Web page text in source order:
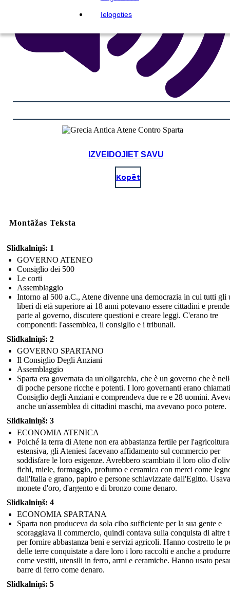
Ielogoties
IZVEIDOJIET SAVU
Kopēt
Montāžas Teksta
Slidkalniņš: 1
GOVERNO ATENEO
Consiglio dei 500
Le corti
Assemblaggio
Intorno al 500 a.C., Atene divenne una democrazia in cui tutti gli
liberi di età superiore ai 18 anni potevano essere cittadini e
parte al governo, discutere questioni e creare leggi. C'erano tre
componenti: l'assemblea, il consiglio e i tribunali.
Slidkalniņš: 2
GOVERNO SPARTANO
Il Consiglio Degli Anziani
Assemblaggio
Sparta era governata da un'oligarchia, che è un governo che è
di poche persone ricche e potenti. I loro governanti erano
Consiglio degli Anziani e comprendeva due re e 28 uomini.
anche un'assemblea di cittadini maschi, ma avevano poco potere.
Slidkalniņš: 3
ECONOMIA ATENICA
Poiché la terra di Atene non era abbastanza fertile per l'agricoltura
estensiva, gli Ateniesi facevano affidamento sul commercio per
soddisfare le loro esigenze. Avrebbero scambiato il loro olio
fichi, miele, formaggio, profumo e ceramica con merci come
dall'Italia e grano, papiro e persone schiavizzate dall'Egitto.
monete d'oro, d'argento e di bronzo come denaro.
Slidkalniņš: 4
ECONOMIA SPARTANA
Sparta non produceva da sola cibo sufficiente per la sua gente e
scoraggiava il commercio, quindi contava sulla conquista di altre
per fornire abbastanza beni e servizi agricoli. Hanno costretto le
delle terre conquistate a dare loro i loro raccolti e anche a
come vestiti, utensili in ferro, armi e ceramiche. Hanno usato
barre di ferro come denaro.
Slidkalniņš: 5